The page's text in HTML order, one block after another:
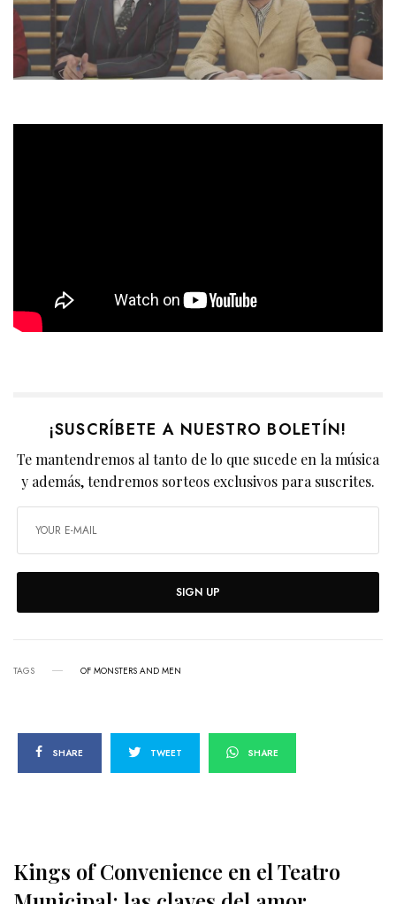
¡SUSCRÍBETE A NUESTRO BOLETÍN!
Te mantendremos al tanto de lo que sucede en la música
y además, tendremos sorteos exclusivos para suscrites.
SIGN UP
TAGS OF MONSTERS AND MEN
SHARE TWEET SHARE
Kings of Convenience en el Teatro